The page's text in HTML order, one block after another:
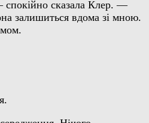
сказала Клер. —
залишиться вдома зі мною.